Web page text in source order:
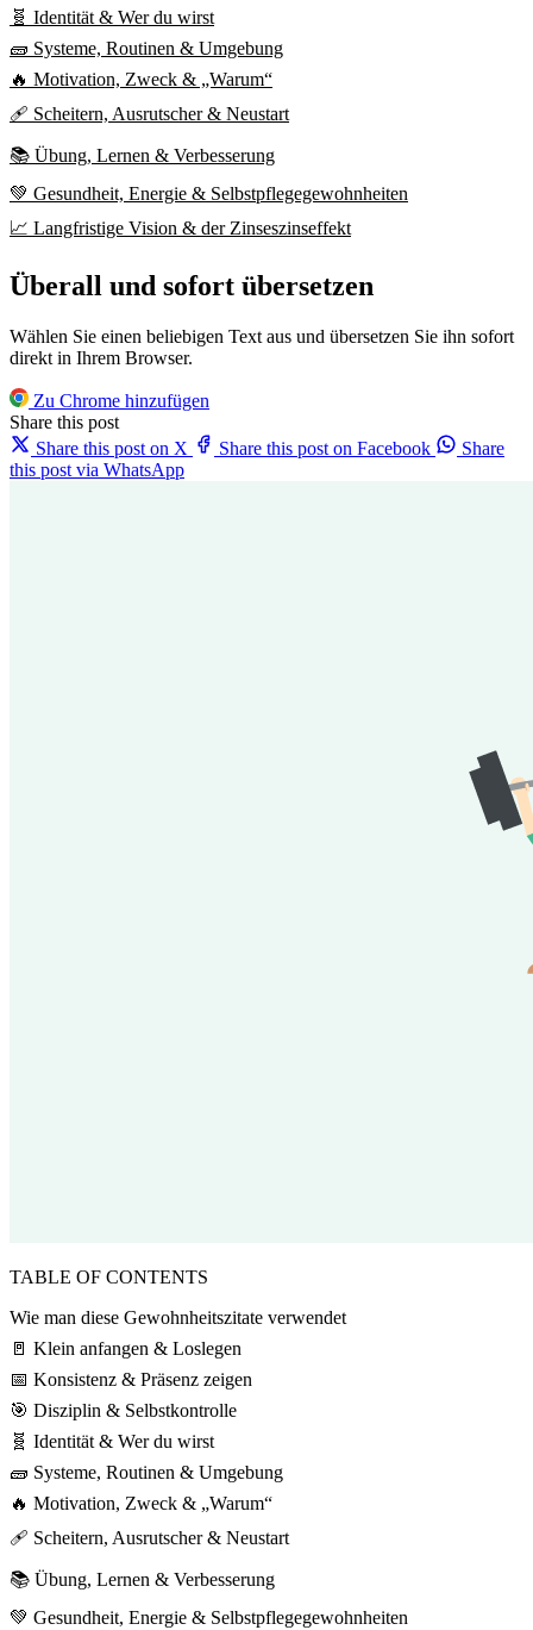
🧬 Identität & Wer du wirst
🧱 Systeme, Routinen & Umgebung
🔥 Motivation, Zweck & „Warum“
🩹 Scheitern, Ausrutscher & Neustart
📚 Übung, Lernen & Verbesserung
💚 Gesundheit, Energie & Selbstpflegegewohnheiten
📈 Langfristige Vision & der Zinseszinseffekt
Überall und sofort übersetzen
Wählen Sie einen beliebigen Text aus und übersetzen Sie ihn sofort
direkt in Ihrem Browser.
Zu Chrome hinzufügen
Share this post
Share this post on X
Share this post on Facebook
Share
this post via WhatsApp
TABLE OF CONTENTS
Wie man diese Gewohnheitszitate verwendet
🚪 Klein anfangen & Loslegen
📅 Konsistenz & Präsenz zeigen
🎯 Disziplin & Selbstkontrolle
🧬 Identität & Wer du wirst
🧱 Systeme, Routinen & Umgebung
🔥 Motivation, Zweck & „Warum“
🩹 Scheitern, Ausrutscher & Neustart
📚 Übung, Lernen & Verbesserung
💚 Gesundheit, Energie & Selbstpflegegewohnheiten